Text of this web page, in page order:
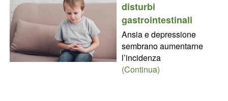
disturbi
gastrointestinali
Ansia e depressione
sembrano aumentarne
l’incidenza
(Continua)